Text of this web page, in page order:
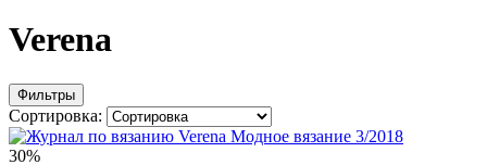
Verena
Фильтры
Сортировка:
30%